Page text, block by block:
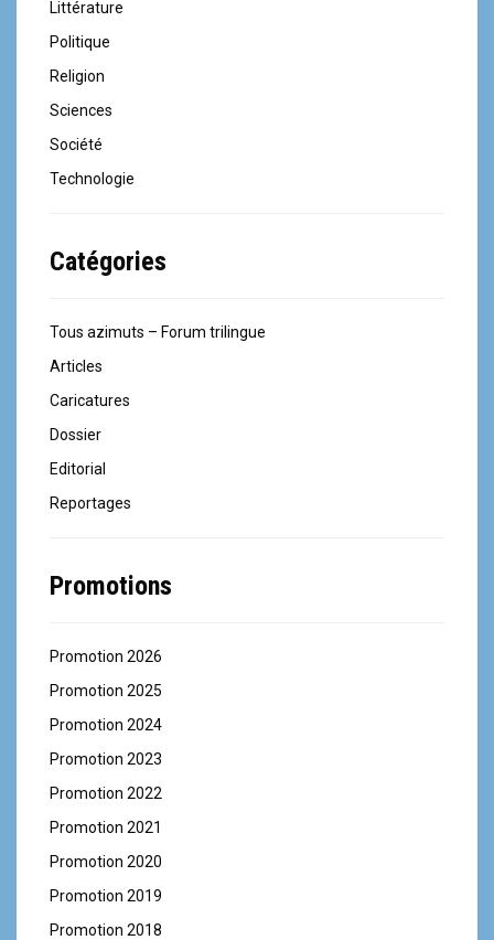
Littérature
Politique
Religion
Sciences
Société
Technologie
Catégories
Tous azimuts – Forum trilingue
Articles
Caricatures
Dossier
Editorial
Reportages
Promotions
Promotion 2026
Promotion 2025
Promotion 2024
Promotion 2023
Promotion 2022
Promotion 2021
Promotion 2020
Promotion 2019
Promotion 2018